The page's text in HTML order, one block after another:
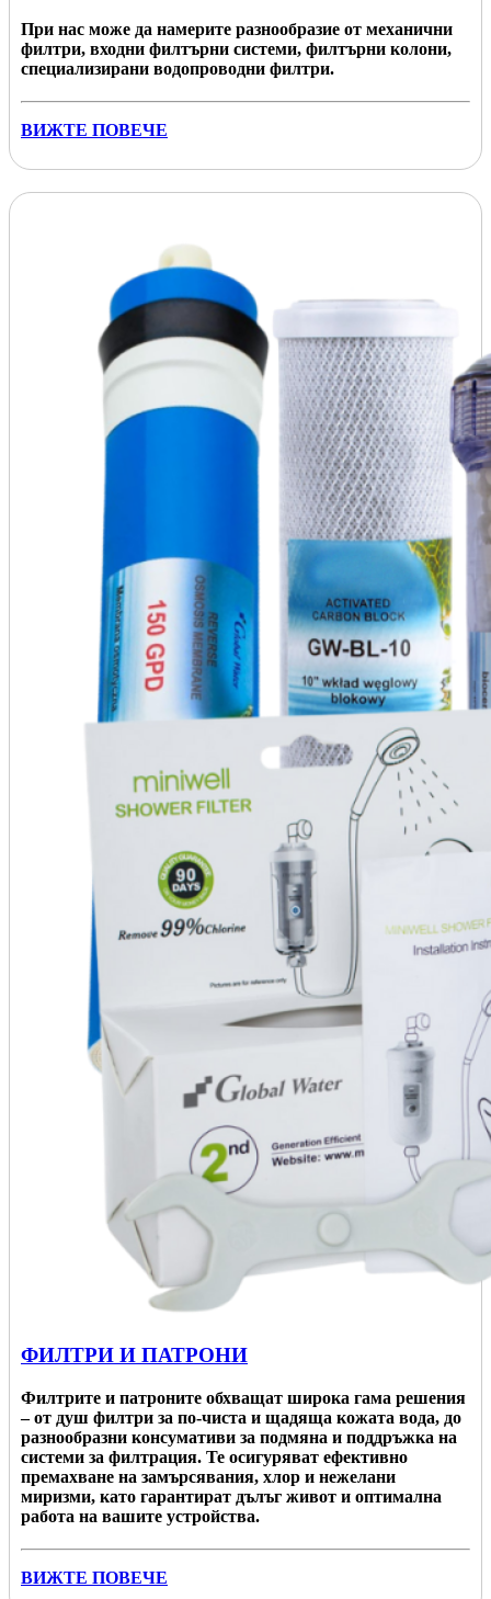
При нас може да намерите разнообразие от механични
филтри, входни филтърни системи, филтърни колони,
специализирани водопроводни филтри.
ВИЖТЕ ПОВЕЧЕ
ФИЛТРИ И ПАТРОНИ
Филтрите и патроните обхващат широка гама решения
– от душ филтри за по-чиста и щадяща кожата вода, до
разнообразни консумативи за подмяна и поддръжка на
системи за филтрация. Те осигуряват ефективно
премахване на замърсявания, хлор и нежелани
миризми, като гарантират дълъг живот и оптимална
работа на вашите устройства.
ВИЖТЕ ПОВЕЧЕ